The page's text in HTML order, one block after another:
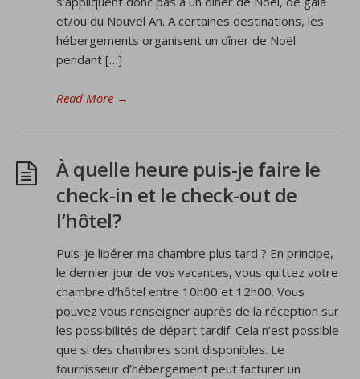
et/ou du Nouvel An. A certaines destinations, les
hébergements organisent un dîner de Noël
pendant […]
Read More →
À quelle heure puis-je faire le
check-in et le check-out de
l’hôtel?
Puis-je libérer ma chambre plus tard ? En principe,
le dernier jour de vos vacances, vous quittez votre
chambre d’hôtel entre 10h00 et 12h00. Vous
pouvez vous renseigner auprès de la réception sur
les possibilités de départ tardif. Cela n’est possible
que si des chambres sont disponibles. Le
fournisseur d’hébergement peut facturer un